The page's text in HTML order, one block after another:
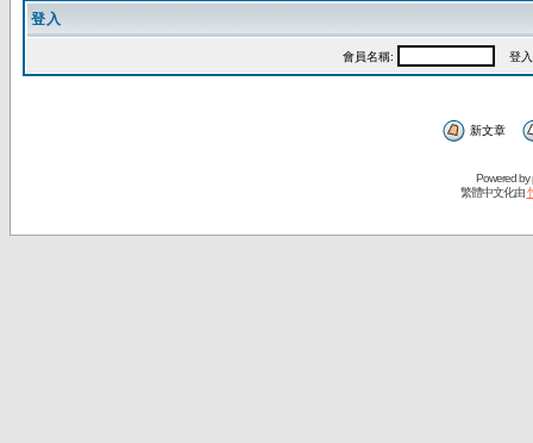
登入
會員名稱: 登入
新文章
Powered by
繁體中文化由